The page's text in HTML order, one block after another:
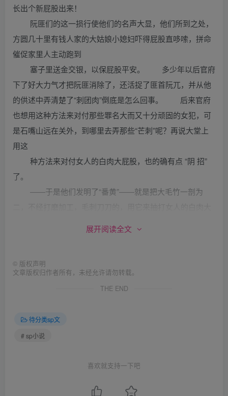
长出个新屁股出来！
阮匪们的这一损行使他们的名声大显，他们所到之处，
方圆几十里有钱人家的大姑娘小媳妇吓得屁股直哆嗦，拼命
催促家里人主动跑到
塞子里送金交银，以保屁股平安。 多少年以后官府
下了好大力气才把阮匪消除了，还活捉了匪首阮兀，并从他
的供述中弄清楚了“刺团肉”倒底是怎么回事。 后来官府
也想用这种方法来对付那些罪名大而又十分顽固的女犯，可
是石嘴山远在关外，到哪里去弄那些“芒刺”呢？再说大堂上
用这
种方法来对付女人的白肉大屁股，也的确有点 “阴 招”
了。
——于是他们发明了“番黄”——就是把大毛竹一剖为
这里不得不提到历史上一个著名的案例。
惠贵妃容貌娇好，身材高挑，宫女晴儿俊俏美丽，体态
展开阅读全文
© 版权声明
文章版权归作者所有，未经允许请勿转载。
THE END
待分类sp文
# sp小说
喜欢就支持一下吧